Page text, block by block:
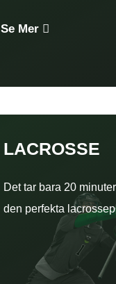
Se Mer
LACROSSE
Det tar bara 20
den perfekta